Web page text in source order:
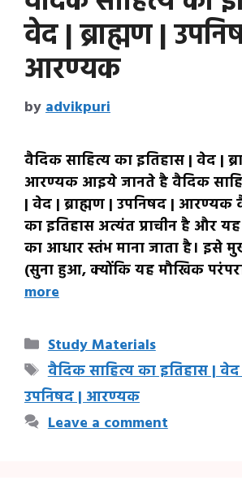
वेद | ब्राह्मण |
आरण्यक
byadvikpuri
वैदिक साहित्य का इतिहास | वेद |
आरण्यक आइये जानते है वैदिक
| वेद | ब्राह्मण | उपनिषद | आरण्यक
का इतिहास अत्यंत प्राचीन है और
का आधार स्तंभ माना जाता है। इसे
(सुना हुआ, क्योंकि यह मौखिक
more
Categories
Study Materials
Tags
वैदिक साहित्य का इतिहास | वेद
उपनिषद | आरण्यक
Leave a comment